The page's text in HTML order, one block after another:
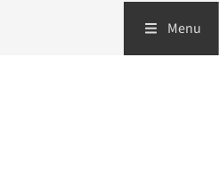
Menu